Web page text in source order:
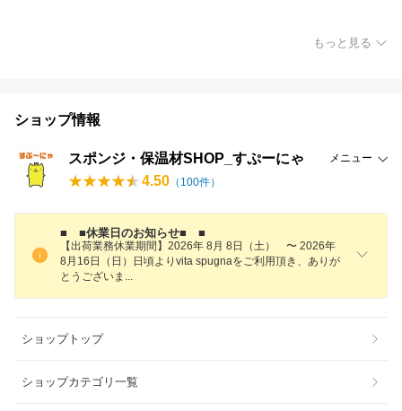
もっと見る
ショップ情報
スポンジ・保温材SHOP_すぷーにゃ メニュー
4.50 （ 100件）
■ ■休業日のお知らせ■ ■
【出荷業務休業期間】2026年 8月 8日（土） 〜 2026年
8月16日（日）日頃よりvita spugnaをご利用頂き、ありが
とうございま
ショップトップ
ショップカテゴリ一覧